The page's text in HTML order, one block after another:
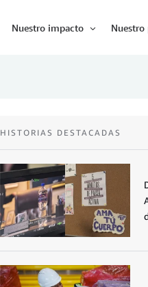
Nuestro impacto
Nuestro
HISTORIAS DESTACADAS